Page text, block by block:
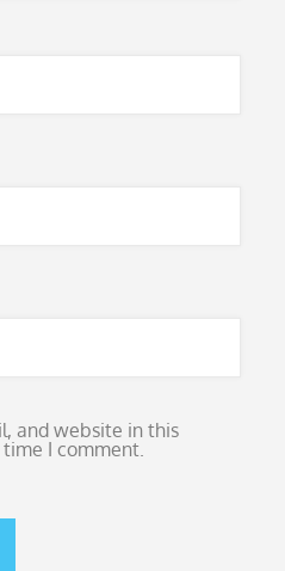
and website in this
I comment.